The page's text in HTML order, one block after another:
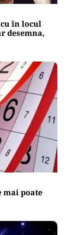
în locul
desemna,
mai poate